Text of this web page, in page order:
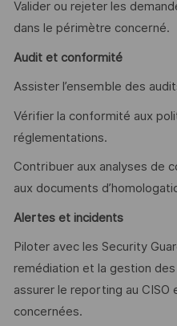
Valider ou rejeter les
dans le périmètre concerné.
Audit et conformité
Assister l’ensemble des
Vérifier la conformité aux
réglementations.
Contribuer aux analyses de
aux documents
Alertes et incidents
Piloter avec les Security
remédiation et la gestion
assurer le reporting au
concernées.